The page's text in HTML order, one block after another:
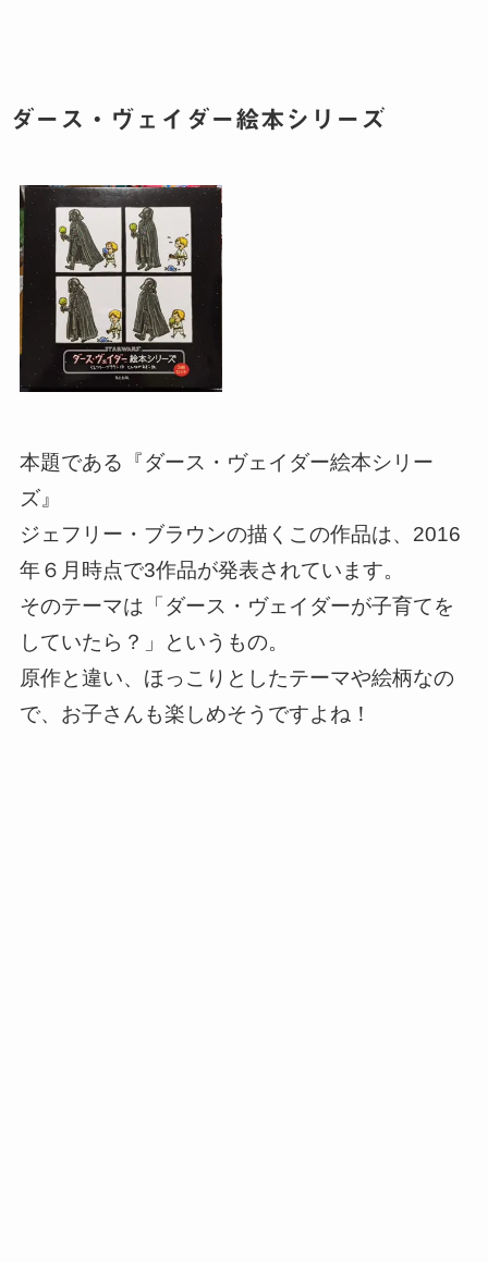
ダース・ヴェイダー絵本シリーズ
本題である『ダース・ヴェイダー絵本シリー
ズ』
ジェフリー・ブラウンの描くこの作品は、2016
年６月時点で3作品が発表されています。
そのテーマは「ダース・ヴェイダーが子育てを
していたら？」というもの。
原作と違い、ほっこりとしたテーマや絵柄なの
で、お子さんも楽しめそうですよね！